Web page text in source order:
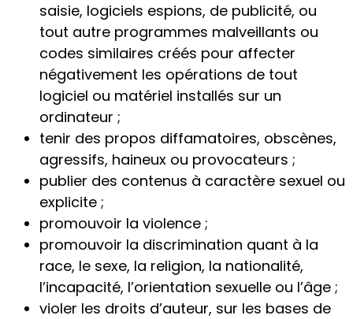
saisie, logiciels espions, de publicité, ou
tout autre programmes malveillants ou
codes similaires créés pour affecter
négativement les opérations de tout
logiciel ou matériel installés sur un
ordinateur ;
tenir des propos diffamatoires, obscènes,
agressifs, haineux ou provocateurs ;
publier des contenus à caractère sexuel ou
explicite ;
promouvoir la violence ;
promouvoir la discrimination quant à la
race, le sexe, la religion, la nationalité,
l’incapacité, l’orientation sexuelle ou l’âge ;
violer les droits d’auteur, sur les bases de